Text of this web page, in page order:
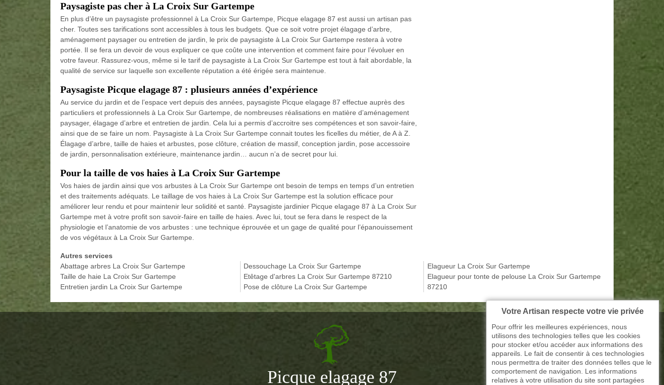
Paysagiste pas cher à La Croix Sur Gartempe
En plus d’être un paysagiste professionnel à La Croix Sur Gartempe, Picque elagage 87 est aussi un artisan pas
cher. Toutes ses tarifications sont accessibles à tous les budgets. Que ce soit votre projet élagage d’arbre,
aménagement paysager ou entretien de jardin, le prix de paysagiste à La Croix Sur Gartempe restera à votre
portée. Il se fera un devoir de vous expliquer ce que coûte une intervention et comment faire pour l’évoluer en
votre faveur. Rassurez-vous, même si le tarif de paysagiste à La Croix Sur Gartempe est tout à fait abordable, la
qualité de service sur laquelle son excellente réputation a été érigée sera maintenue.
Paysagiste Picque elagage 87 : plusieurs années d’expérience
Au service du jardin et de l’espace vert depuis des années, paysagiste Picque elagage 87 effectue auprès des
particuliers et professionnels à La Croix Sur Gartempe, de nombreuses réalisations en matière d’aménagement
paysager, élagage d’arbre et entretien de jardin. Cela lui a permis d’accroitre ses compétences et son savoir-faire,
ainsi que de se faire un nom. Paysagiste à La Croix Sur Gartempe connait toutes les ficelles du métier, de A à Z.
Élagage d’arbre, taille de haies et arbustes, pose clôture, création de massif, conception jardin, pose accessoire
de jardin, personnalisation extérieure, maintenance jardin… aucun n’a de secret pour lui.
Pour la taille de vos haies à La Croix Sur Gartempe
Vos haies de jardin ainsi que vos arbustes à La Croix Sur Gartempe ont besoin de temps en temps d’un entretien
et des traitements adéquats. Le taillage de vos haies à La Croix Sur Gartempe est la solution efficace pour
améliorer leur rendu et pour maintenir leur solidité et santé. Paysagiste jardinier Picque elagage 87 à La Croix Sur
Gartempe met à votre profit son savoir-faire en taille de haies. Avec lui, tout se fera dans le respect de la
physiologie et l’anatomie de vos arbustes : une technique éprouvée et un gage de qualité pour l’épanouissement
de vos végétaux à La Croix Sur Gartempe.
Autres services
Abattage arbres La Croix Sur Gartempe
Taille de haie La Croix Sur Gartempe
Entretien jardin La Croix Sur Gartempe
Dessouchage La Croix Sur Gartempe
Etêtage d'arbres La Croix Sur Gartempe 87210
Pose de clôture La Croix Sur Gartempe
Elagueur La Croix Sur Gartempe
Elagueur pour tonte de pelouse La Croix Sur Gartempe
87210
Picque elagage 87
Votre Artisan respecte votre vie privée
Pour offrir les meilleures expériences, nous
utilisons des technologies telles que les cookies
pour stocker et/ou accéder aux informations des
appareils. Le fait de consentir à ces technologies
nous permettra de traiter des données telles que le
comportement de navigation. Les informations
relatives à votre utilisation du site sont partagées